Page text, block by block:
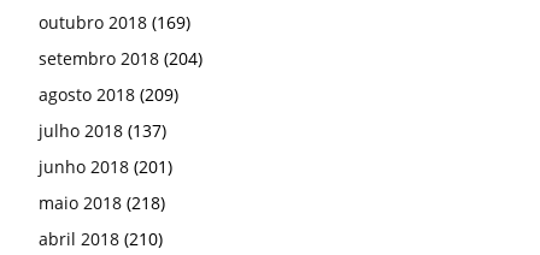
outubro 2018 (169)
setembro 2018 (204)
agosto 2018 (209)
julho 2018 (137)
junho 2018 (201)
maio 2018 (218)
abril 2018 (210)